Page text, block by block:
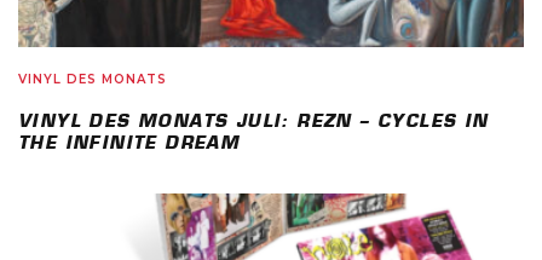
VINYL DES MONATS
VINYL DES MONATS JULI: REZN – CYCLES IN
THE INFINITE DREAM